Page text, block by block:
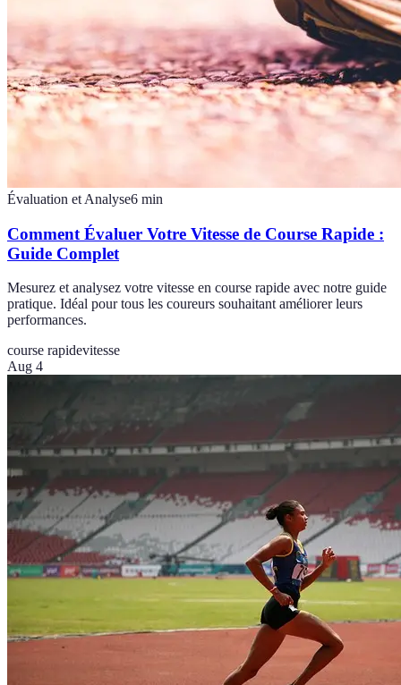
Évaluation et Analyse6 min
Comment Évaluer Votre Vitesse de Course Rapide :
Guide Complet
Mesurez et analysez votre vitesse en course rapide avec notre guide
pratique. Idéal pour tous les coureurs souhaitant améliorer leurs
performances.
course rapidevitesse
Aug 4